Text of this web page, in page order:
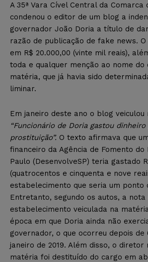
A 35ª Vara Cível Central da Comarca
condenou o editor de um blog a
governador João Doria a título de
razão de publicação de fake news.
em R$ 20.000,00 (vinte mil reais),
toda e qualquer menção ao nome do
matéria, que já havia sido
liminar.
Em janeiro deste ano o blog
“Funcionário de Doria gastou
prostituição”. O texto afirmava que
financeiro da Agência de Fomento do
Paulo (DesenvolveSP) teria gastado
(quatrocentos e cinquenta e nove
estabelecimento que seria um ponto
Entretanto, segundo os autos, a nota
estabelecimento veiculada na
época em que Doria ainda não
governador, o que ocorreu depois de
janeiro de 2019. Além disso, o diretor
matéria foi destituído do cargo em